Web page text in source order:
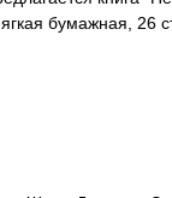
бумажная, 26